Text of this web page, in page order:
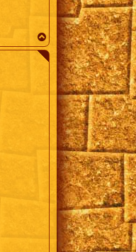
a
u